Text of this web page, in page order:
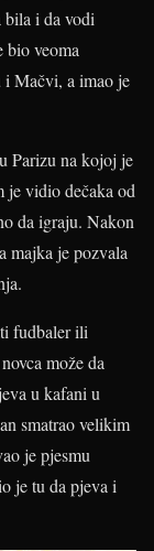
bila i da vodi
bio veoma
i Mačvi, a imao je
Parizu na kojoj je
je vidio dečaka od
da igraju. Nakon
majka je pozvala
fudbaler ili
može da
u kafani u
smatrao velikim
je pjesmu
je tu da pjeva i